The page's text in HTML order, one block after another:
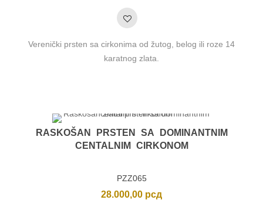
Verenički prsten sa cirkonima od žutog, belog ili roze 14
karatnog zlata.
RASKOŠAN PRSTEN SA DOMINANTNIM
CENTALNIM CIRKONOM
PZZ065
28.000,00 рсд